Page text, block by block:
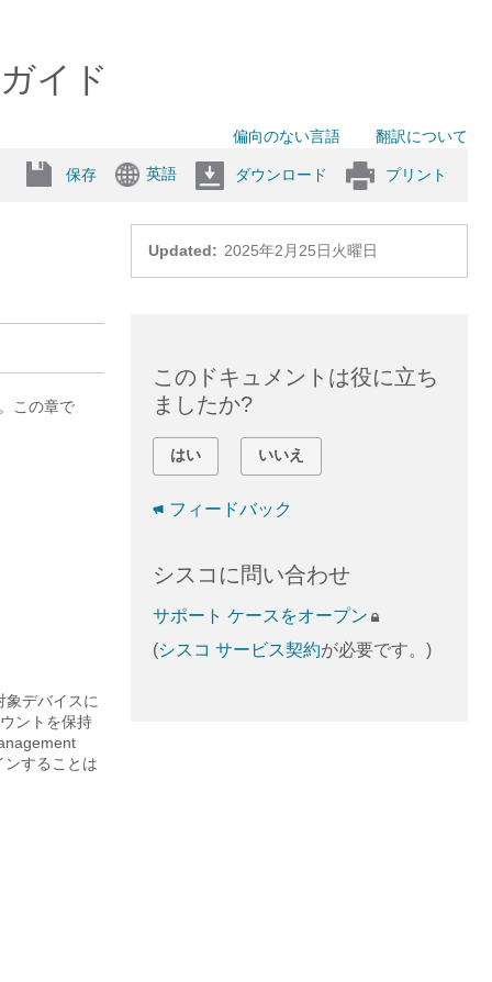
イド
偏向のない言語 翻訳について
保存 英語 ダウンロード プリント
Updated: 2025年2月25日火曜日
この章で
象デバイスに
ントを保持
することは
このドキュメントは役に立ち
ましたか?
はい いいえ
フィードバック
シスコに問い合わせ
サポート ケースをオープン
(シスコ サービス契約が必要です。)